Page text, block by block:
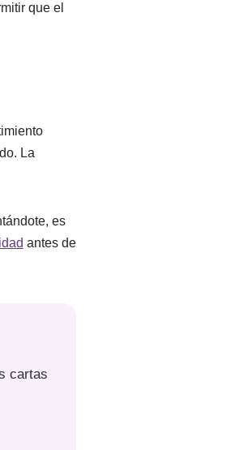
que el
La
es
antes de
cartas